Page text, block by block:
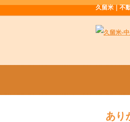
久留米｜不
あり